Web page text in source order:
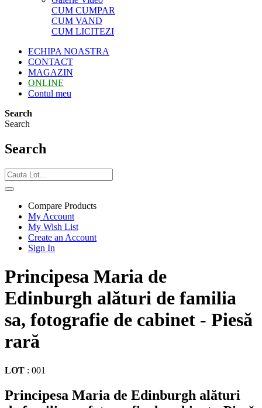
CUM CUMPAR
CUM VAND
CUM LICITEZI
ECHIPA NOASTRA
CONTACT
MAGAZIN
ONLINE
Contul meu
Search
Search
Search
Compare Products
My Account
My Wish List
Create an Account
Sign In
Principesa Maria de
Edinburgh alături de familia
sa, fotografie de cabinet - Piesă
rară
LOT : 001
Principesa Maria de Edinburgh alături